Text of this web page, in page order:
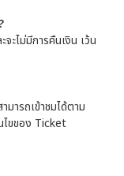
ะไม่มีการคืนเงิน เว้น
มารถเข้าชมได้ตาม
ไขของ Ticket